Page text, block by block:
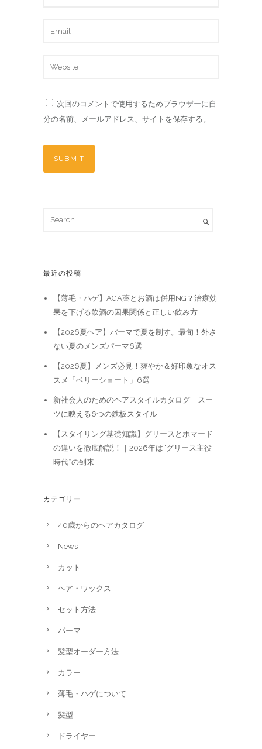
次回のコメントで使用するためブラウザーに自
分の名前、メールアドレス、サイトを保存する。
最近の投稿
【薄毛・ハゲ】AGA薬とお酒は併用NG？治療効
果を下げる飲酒の因果関係と正しい飲み方
【2026夏ヘア】パーマで夏を制す。最旬！外さ
ない夏のメンズパーマ6選
【2026夏】メンズ必見！爽やか＆好印象なオス
スメ「ベリーショート」6選
新社会人のためのヘアスタイルカタログ｜スー
ツに映える6つの鉄板スタイル
【スタイリング基礎知識】グリースとポマード
の違いを徹底解説！｜2026年は“グリース主役
時代”の到来
カテゴリー
40歳からのヘアカタログ
News
カット
ヘア・ワックス
セット方法
パーマ
髪型オーダー方法
カラー
薄毛・ハゲについて
髪型
ドライヤー